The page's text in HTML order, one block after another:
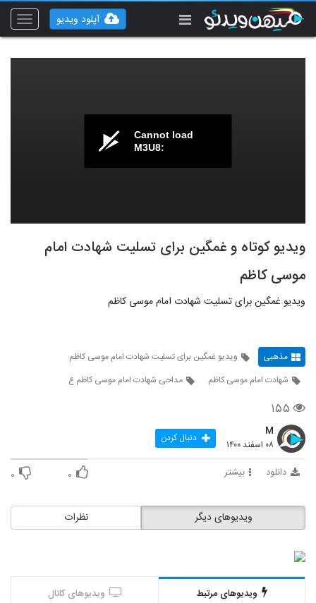
Toggle
آپلود ویدیو
Cannot load
M3U8:
ویدیو کوتاه و غمگین برای تسلیت شهادت امام
موسی کاظم
ویدیو غمگین برای تسلیت شهادت امام موسی کاظم
مذهبی
ویدیو غمگین برای تسلیت شهادت امام موسی کاظم
شهادت امام موسی کاظم
مداحی شهادت امام موسی کاظم ع
۱۵۵
M
۰۸ اسفند ۱۴۰۰ دنبال کردن
دانلود بیشتر ۰ ۰
نظرات ویدیوهای دیگر
ویدیوهای مرتبط ویدیوهای کانال